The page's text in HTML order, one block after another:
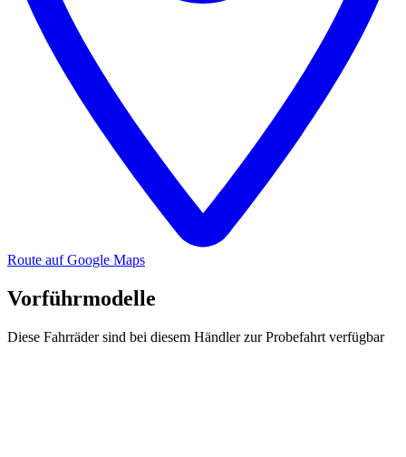
Route auf Google Maps
Vorführmodelle
Diese Fahrräder sind bei diesem Händler zur Probefahrt verfügbar